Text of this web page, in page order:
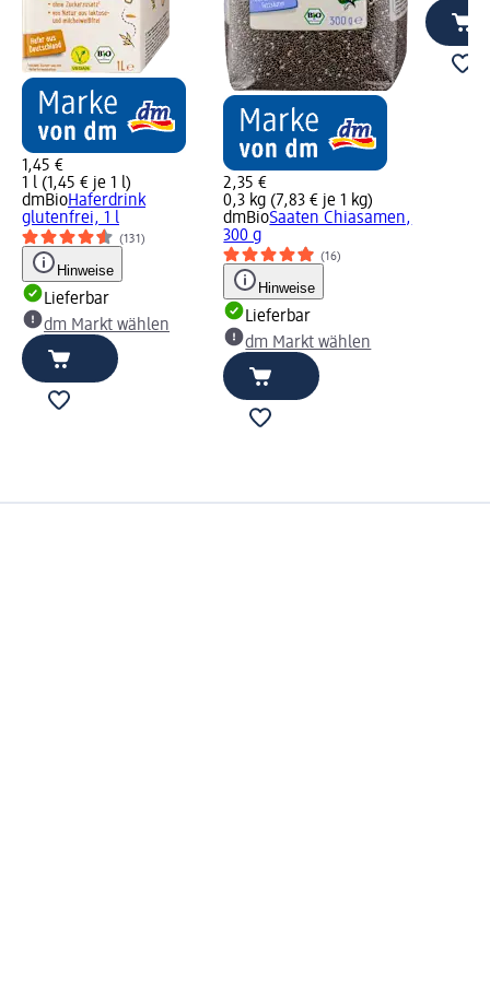
1,45 €
1 l (1,45 € je 1 l)
dmBioHaferdrink
glutenfrei, 1 l
(131)
Hinweise
Lieferbar
dm Markt wählen
2,35 €
0,3 kg (7,83 € je 1 kg)
dmBioSaaten Chiasamen,
300 g
(16)
Hinweise
Lieferbar
dm Markt wählen